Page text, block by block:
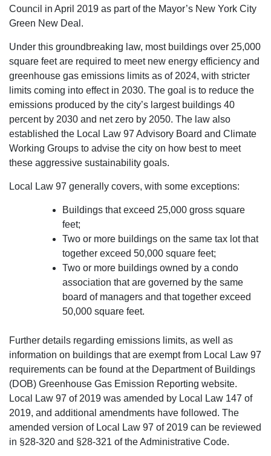
Council in April 2019 as part of the Mayor’s New York City
Green New Deal.
Under this groundbreaking law, most buildings over 25,000
square feet are required to meet new energy efficiency and
greenhouse gas emissions limits as of 2024, with stricter
limits coming into effect in 2030. The goal is to reduce the
emissions produced by the city’s largest buildings 40
percent by 2030 and net zero by 2050. The law also
established the Local Law 97 Advisory Board and Climate
Working Groups to advise the city on how best to meet
these aggressive sustainability goals.
Local Law 97 generally covers, with some exceptions:
Buildings that exceed 25,000 gross square
feet;
Two or more buildings on the same tax lot that
together exceed 50,000 square feet;
Two or more buildings owned by a condo
association that are governed by the same
board of managers and that together exceed
50,000 square feet.
Further details regarding emissions limits, as well as
information on buildings that are exempt from Local Law 97
requirements can be found at the Department of Buildings
(DOB) Greenhouse Gas Emission Reporting website.
Local Law 97 of 2019 was amended by Local Law 147 of
2019, and additional amendments have followed. The
amended version of Local Law 97 of 2019 can be reviewed
in §28-320 and §28-321 of the Administrative Code.